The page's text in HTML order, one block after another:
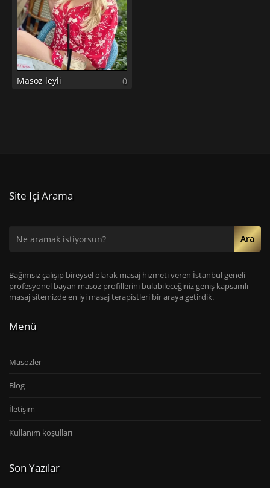
Masöz leyli 0
Site Içi Arama
Ara
Bağımsız çalışıp bireysel olarak masaj hizmeti veren İstanbul geneli
profesyonel bayan masöz profillerini bulabileceğiniz geniş kapsamlı
masaj sitemizde en iyi masaj terapistleri bir araya getirdik.
Menü
Masözler
Blog
İletişim
Kullanım koşulları
Son Yazılar